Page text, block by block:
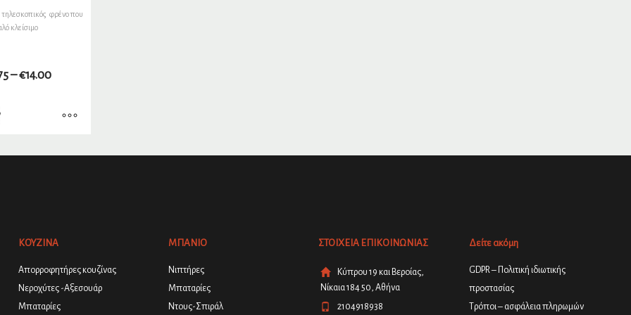
τηλεσκοπικός φρένο που
κλείσιμο
–€14.00
ΚΟΥΖΙΝΑ
Απορροφητήρες κουζίνας
Νεροχύτες -Αξεσουάρ
Μπαταρίες
ΜΠΑΝΙΟ
Νιπτήρες
Μπαταρίες
Ντους-Σπιράλ
ΣΤΟΙΧΕΙΑ ΕΠΙΚΟΙΝΩΝΙΑΣ
Κύπρου 19 και Βεροίας,
Νίκαια 184 50, Αθήνα
2104918938
Δείτε ακόμη
GDPR – Πολιτική ιδιωτικής
προστασίας
Τρόποι – ασφάλεια πληρωμών